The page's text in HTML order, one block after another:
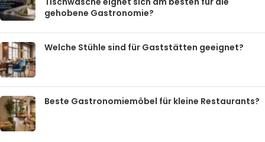
gehobene Gastronomie?
Welche Stühle sind für Gaststätten geeignet?
Beste Gastronomiemöbel für kleine Restaurants?